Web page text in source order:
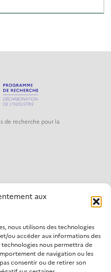
aux
nous utilisons des technologies
ou accéder aux informations des
nous permettra de
de navigation ou les
consentir ou de retirer son
de recherche pour la